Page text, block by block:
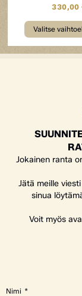
330,00
Valitse
Jokainen ranta
Jätä meille
sinua
Voit myös
Nimi